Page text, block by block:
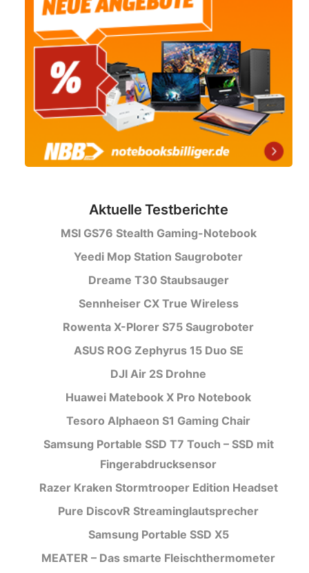
Aktuelle Testberichte
MSI GS76 Stealth Gaming-Notebook
Yeedi Mop Station Saugroboter
Dreame T30 Staubsauger
Sennheiser CX True Wireless
Rowenta X-Plorer S75 Saugroboter
ASUS ROG Zephyrus 15 Duo SE
DJI Air 2S Drohne
Huawei Matebook X Pro Notebook
Tesoro Alphaeon S1 Gaming Chair
Samsung Portable SSD T7 Touch – SSD mit
Fingerabdrucksensor
Razer Kraken Stormtrooper Edition Headset
Pure DiscovR Streaminglautsprecher
Samsung Portable SSD X5
MEATER – Das smarte Fleischthermometer